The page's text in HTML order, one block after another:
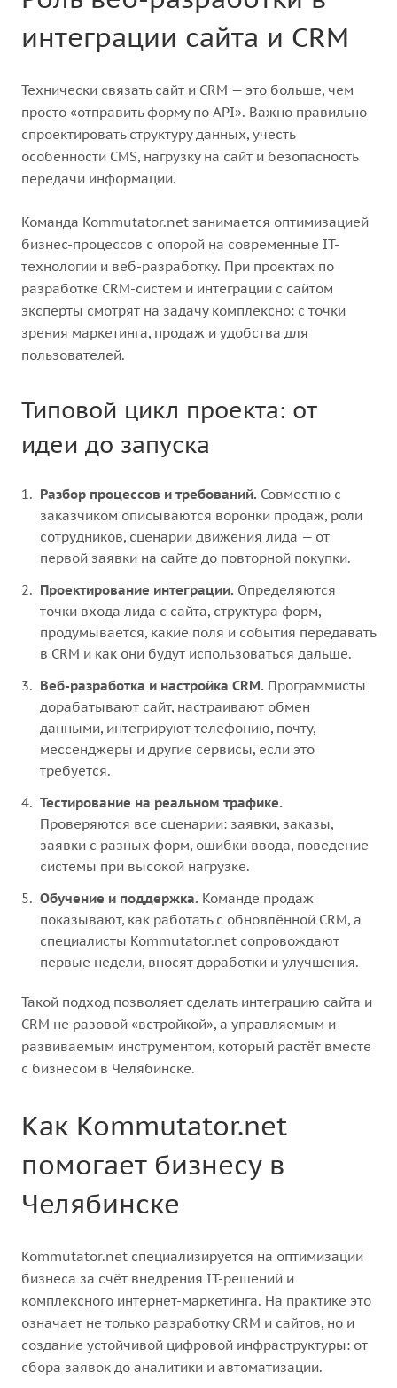
интеграции сайта и CRM
Технически связать сайт и CRM — это больше, чем
просто «отправить форму по API». Важно правильно
спроектировать структуру данных, учесть
особенности CMS, нагрузку на сайт и безопасность
передачи информации.
Команда Kommutator.net занимается оптимизацией
бизнес-процессов с опорой на современные IT-
технологии и веб-разработку. При проектах по
разработке CRM-систем и интеграции с сайтом
эксперты смотрят на задачу комплексно: с точки
зрения маркетинга, продаж и удобства для
пользователей.
Типовой цикл проекта: от
идеи до запуска
Разбор процессов и требований. Совместно с
заказчиком описываются воронки продаж, роли
сотрудников, сценарии движения лида — от
первой заявки на сайте до повторной покупки.
Проектирование интеграции. Определяются
точки входа лида с сайта, структура форм,
продумывается, какие поля и события передавать
в CRM и как они будут использоваться дальше.
Веб-разработка и настройка CRM. Программисты
дорабатывают сайт, настраивают обмен
данными, интегрируют телефонию, почту,
мессенджеры и другие сервисы, если это
требуется.
Тестирование на реальном трафике.
Проверяются все сценарии: заявки, заказы,
заявки с разных форм, ошибки ввода, поведение
системы при высокой нагрузке.
Обучение и поддержка. Команде продаж
показывают, как работать с обновлённой CRM, а
специалисты Kommutator.net сопровождают
первые недели, вносят доработки и улучшения.
Такой подход позволяет сделать интеграцию сайта и
CRM не разовой «встройкой», а управляемым и
развиваемым инструментом, который растёт вместе
с бизнесом в Челябинске.
Как Kommutator.net
помогает бизнесу в
Челябинске
Kommutator.net специализируется на оптимизации
бизнеса за счёт внедрения IT-решений и
комплексного интернет-маркетинга. На практике это
означает не только разработку CRM и сайтов, но и
создание устойчивой цифровой инфраструктуры: от
сбора заявок до аналитики и автоматизации.